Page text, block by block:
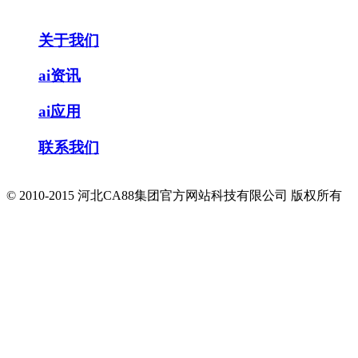
关于我们
ai资讯
ai应用
联系我们
© 2010-2015 河北CA88集团官方网站科技有限公司 版权所有